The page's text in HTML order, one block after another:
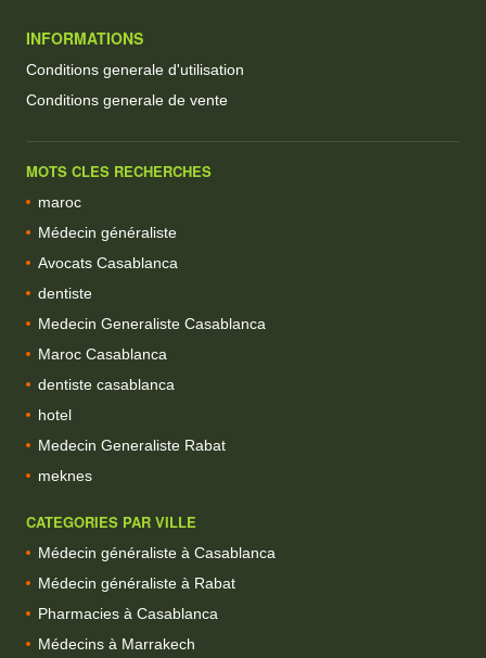
INFORMATIONS
Conditions generale d'utilisation
Conditions generale de vente
MOTS CLES RECHERCHES
maroc
Médecin généraliste
Avocats Casablanca
dentiste
Medecin Generaliste Casablanca
Maroc Casablanca
dentiste casablanca
hotel
Medecin Generaliste Rabat
meknes
CATEGORIES PAR VILLE
Médecin généraliste à Casablanca
Médecin généraliste à Rabat
Pharmacies à Casablanca
Médecins à Marrakech